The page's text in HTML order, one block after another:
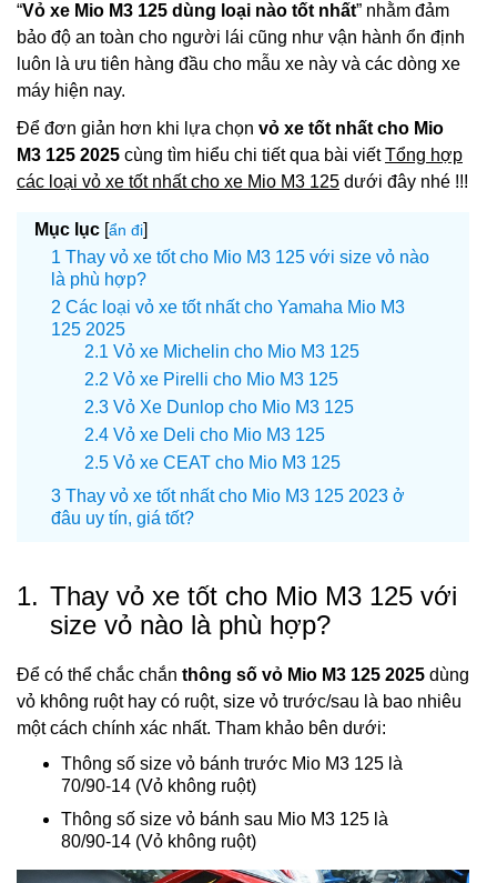
“Vỏ xe Mio M3 125 dùng loại nào tốt nhất” nhằm đảm
bảo độ an toàn cho người lái cũng như vận hành ổn định
luôn là ưu tiên hàng đầu cho mẫu xe này và các dòng xe
máy hiện nay.
Để đơn giản hơn khi lựa chọn vỏ xe tốt nhất cho Mio
M3 125 2025 cùng tìm hiểu chi tiết qua bài viếtTổng hợp
các loại vỏ xe tốt nhất cho xe Mio M3 125 dưới đây nhé !!!
Mục lục [ẩn đi]
Thay vỏ xe tốt cho Mio M3 125 với size vỏ nào
là phù hợp?
Các loại vỏ xe tốt nhất cho Yamaha Mio M3
125 2025
Vỏ xe Michelin cho Mio M3 125
Vỏ xe Pirelli cho Mio M3 125
Vỏ Xe Dunlop cho Mio M3 125
Vỏ xe Deli cho Mio M3 125
Vỏ xe CEAT cho Mio M3 125
Thay vỏ xe tốt nhất cho Mio M3 125 2023 ở
đâu uy tín, giá tốt?
1. Thay vỏ xe tốt cho Mio M3 125 với
size vỏ nào là phù hợp?
Để có thể chắc chắn thông số vỏ Mio M3 125 2025 dùng
vỏ không ruột hay có ruột, size vỏ trước/sau là bao nhiêu
một cách chính xác nhất. Tham khảo bên dưới:
Thông số size vỏ bánh trước Mio M3 125 là
70/90-14 (Vỏ không ruột)
Thông số size vỏ bánh sau Mio M3 125 là
80/90-14 (Vỏ không ruột)